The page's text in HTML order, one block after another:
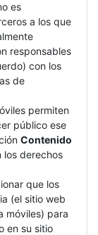
es
a los que
responsables
con los
de
permiten
público ese
Contenido
los derechos
que los
(el sitio web
móviles) para
en su sitio